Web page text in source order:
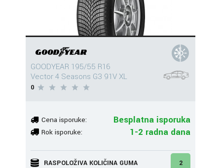
GOODYEAR 195/55 R16
Vector 4 Seasons G3 91V XL
0
Cena isporuke: Besplatna isporuka
Rok isporuke: 1-2 radna dana
RASPOLOŽIVA KOLIČINA GUMA 2